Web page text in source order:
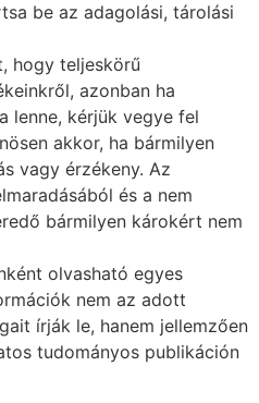
be az adagolási, tárolási
hogy teljeskörű
azonban ha
lenne, kérjük vegye fel
akkor, ha bármilyen
vagy érzékeny. Az
és a nem
bármilyen károkért nem
olvasható egyes
nem az adott
írják le, hanem jellemzően
tudományos publikáción